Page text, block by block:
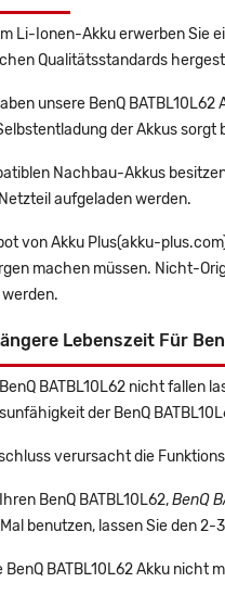
Li-Ionen-Akku erwerben Sie
Qualitätsstandards
unsere BenQ
der Akkus
Nachbau-Akkus
aufgeladen werden.
von Akku Plus(akku-
machen müssen. Nicht-
Lebenszeit Für
BATBL10L62 nicht fallen
der BenQ
verursacht die
BenQ BATBL10L62,BenQ
benutzen, lassen Sie den
BenQ BATBL10L62 Akku nicht